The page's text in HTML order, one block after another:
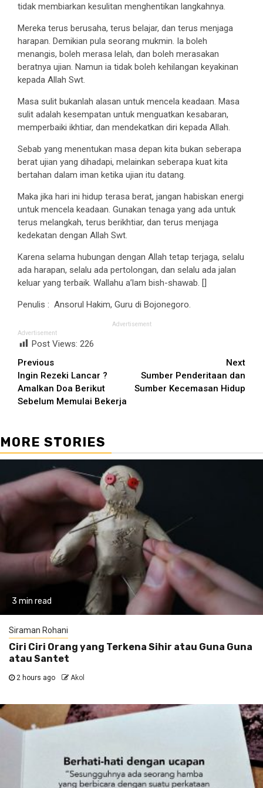
tidak membiarkan kesulitan menghentikan langkahnya.
Mereka terus berusaha, terus belajar, dan terus menjaga
harapan. Demikian pula seorang mukmin. Ia boleh
menangis, boleh merasa lelah, dan boleh merasakan
beratnya ujian. Namun ia tidak boleh kehilangan keyakinan
kepada Allah Swt.
Masa sulit bukanlah alasan untuk mencela keadaan. Masa
sulit adalah kesempatan untuk menguatkan kesabaran,
memperbaiki ikhtiar, dan mendekatkan diri kepada Allah.
Sebab yang menentukan masa depan kita bukan seberapa
berat ujian yang dihadapi, melainkan seberapa kuat kita
bertahan dalam iman ketika ujian itu datang.
Maka jika hari ini hidup terasa berat, jangan habiskan energi
untuk mencela keadaan. Gunakan tenaga yang ada untuk
terus melangkah, terus berikhtiar, dan terus menjaga
kedekatan dengan Allah Swt.
Karena selama hubungan dengan Allah tetap terjaga, selalu
ada harapan, selalu ada pertolongan, dan selalu ada jalan
keluar yang terbaik. Wallahu a’lam bish-shawab. []
Penulis : Ansorul Hakim, Guru di Bojonegoro.
Advertisement
Advertisement
Post Views: 226
Continue
Reading
Previous
Ingin Rezeki Lancar ?
Amalkan Doa Berikut
Sebelum Memulai Bekerja
Next
Sumber Penderitaan dan
Sumber Kecemasan Hidup
MORE STORIES
3 min read
Siraman Rohani
Ciri Ciri Orang yang Terkena Sihir atau Guna Guna
atau Santet
2 hours ago Akol